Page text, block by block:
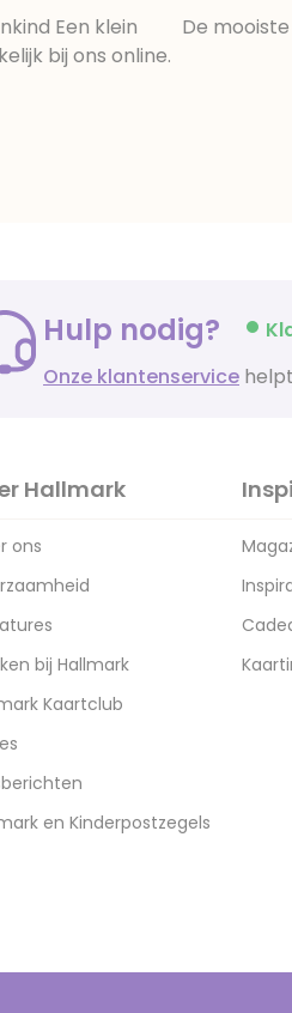
Een klein
bij ons online.
De
Hulp nodig?
Onze klantenservice
Hallmark
ons
bij Hallmark
Kaartclub
en Kinderpostzegels